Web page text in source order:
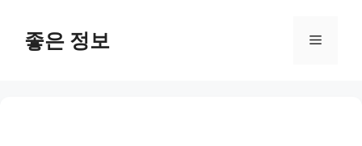
좋은 정보 메